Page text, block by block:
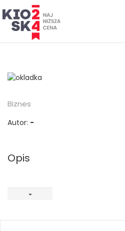
Biznes
Autor: -
Opis